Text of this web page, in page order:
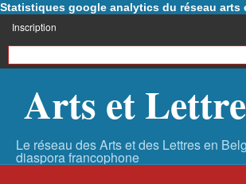
Statistiques google analytics du réseau arts
Inscription
Arts et